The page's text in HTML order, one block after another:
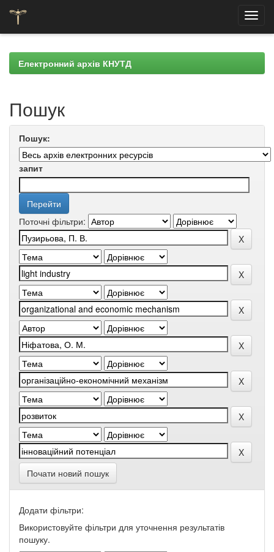
navigationЕлектронний архів КНУТД
Пошук
Пошук:
запит
Поточні фільтри:
Почати новий пошук
Додати фільтри:
Використовуйте фільтри для уточнення результатів
пошуку.